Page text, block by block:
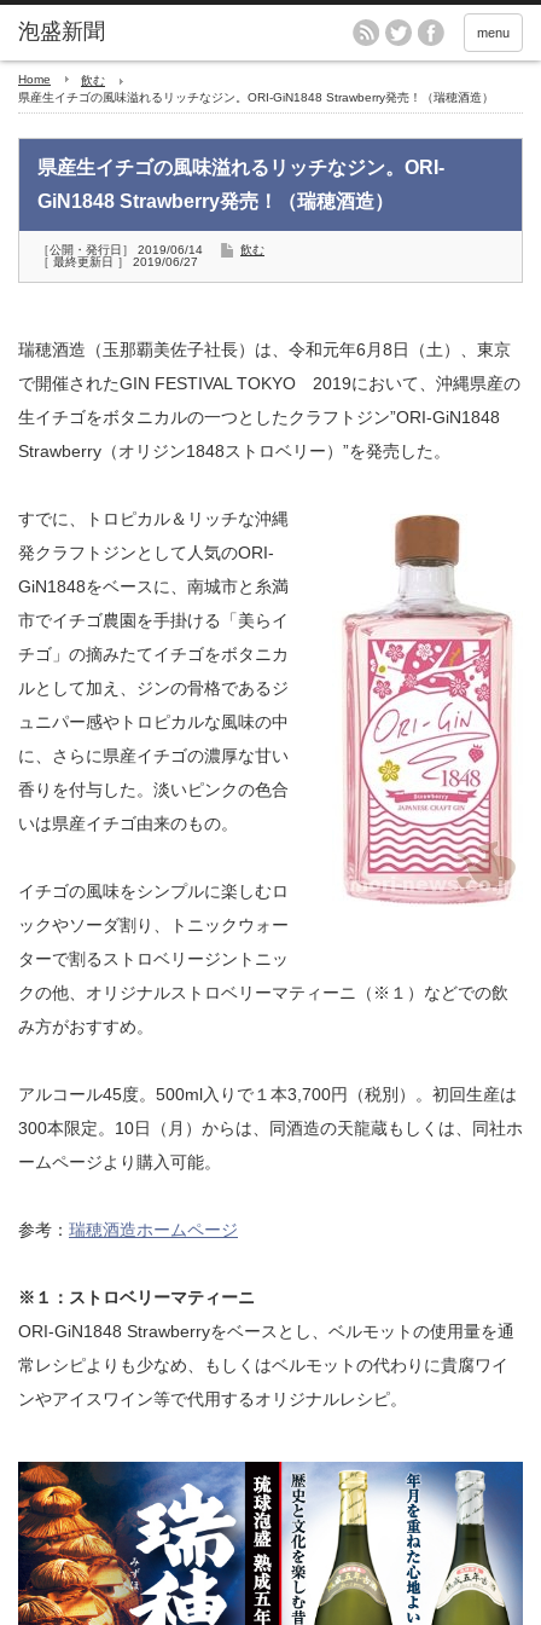
menu
Home
飲む
県産生イチゴの風味溢れるリッチなジン。ORI-GiN1848 Strawberry発売！（瑞穂酒造）
県産生イチゴの風味溢れるリッチなジン。ORI-
GiN1848 Strawberry発売！（瑞穂酒造）
［公開・発行日］ 2019/06/14
［ 最終更新日 ］ 2019/06/27
飲む
瑞穂酒造（玉那覇美佐子社長）は、令和元年6月8日（土）、東京
で開催されたGIN FESTIVAL TOKYO 2019において、沖縄県産の
生イチゴをボタニカルの一つとしたクラフトジン”ORI-GiN1848
Strawberry（オリジン1848ストロベリー）”を発売した。
すでに、トロピカル＆リッチな沖縄
発クラフトジンとして人気のORI-
GiN1848をベースに、南城市と糸満
市でイチゴ農園を手掛ける「美らイ
チゴ」の摘みたてイチゴをボタニカ
ルとして加え、ジンの骨格であるジ
ュニパー感やトロピカルな風味の中
に、さらに県産イチゴの濃厚な甘い
香りを付与した。淡いピンクの色合
いは県産イチゴ由来のもの。
イチゴの風味をシンプルに楽しむロ
ックやソーダ割り、トニックウォー
ターで割るストロベリージントニッ
クの他、オリジナルストロベリーマティーニ（※１）などでの飲
み方がおすすめ。
アルコール45度。500ml入りで１本3,700円（税別）。初回生産は
300本限定。10日（月）からは、同酒造の天龍蔵もしくは、同社ホ
ームページより購入可能。
参考： 瑞穂酒造ホームページ
※１：ストロベリーマティーニ
ORI-GiN1848 Strawberryをベースとし、ベルモットの使用量を通
常レシピよりも少なめ、もしくはベルモットの代わりに貴腐ワイ
ンやアイスワイン等で代用するオリジナルレシピ。